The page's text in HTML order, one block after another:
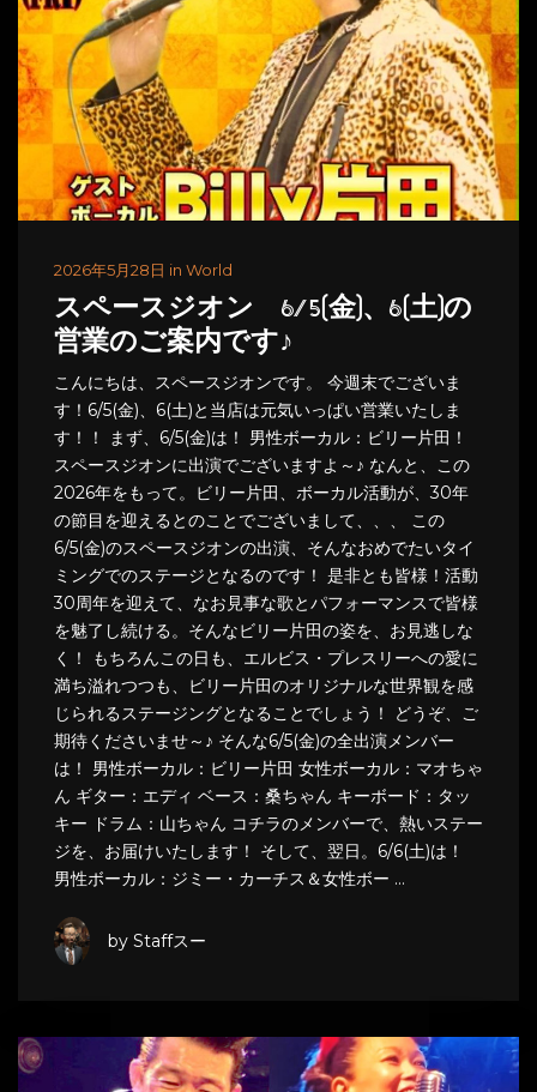
2026年5月28日 in World
スペースジオン 6/5(金)、6(土)の
営業のご案内です♪
こんにちは、スペースジオンです。 今週末でございま
す！6/5(金)、6(土)と当店は元気いっぱい営業いたしま
す！！ まず、6/5(金)は！ 男性ボーカル：ビリー片田！
スペースジオンに出演でございますよ～♪ なんと、この
2026年をもって。ビリー片田、ボーカル活動が、30年
の節目を迎えるとのことでございまして、、、 この
6/5(金)のスペースジオンの出演、そんなおめでたいタイ
ミングでのステージとなるのです！ 是非とも皆様！活動
30周年を迎えて、なお見事な歌とパフォーマンスで皆様
を魅了し続ける。そんなビリー片田の姿を、お見逃しな
く！ もちろんこの日も、エルビス・プレスリーへの愛に
満ち溢れつつも、ビリー片田のオリジナルな世界観を感
じられるステージングとなることでしょう！ どうぞ、ご
期待くださいませ～♪ そんな6/5(金)の全出演メンバー
は！ 男性ボーカル：ビリー片田 女性ボーカル：マオちゃ
ん ギター：エディ ベース：桑ちゃん キーボード：タッ
キー ドラム：山ちゃん コチラのメンバーで、熱いステー
ジを、お届けいたします！ そして、翌日。6/6(土)は！
男性ボーカル：ジミー・カーチス＆女性ボー …
by Staffスー